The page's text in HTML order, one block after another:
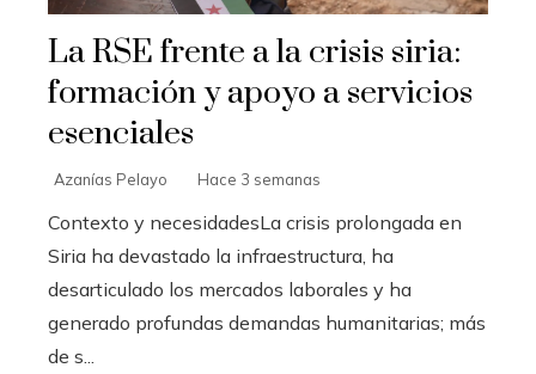
La RSE frente a la crisis siria:
formación y apoyo a servicios
esenciales
Azanías Pelayo Hace 3 semanas
Contexto y necesidadesLa crisis prolongada en
Siria ha devastado la infraestructura, ha
desarticulado los mercados laborales y ha
generado profundas demandas humanitarias; más
de s...